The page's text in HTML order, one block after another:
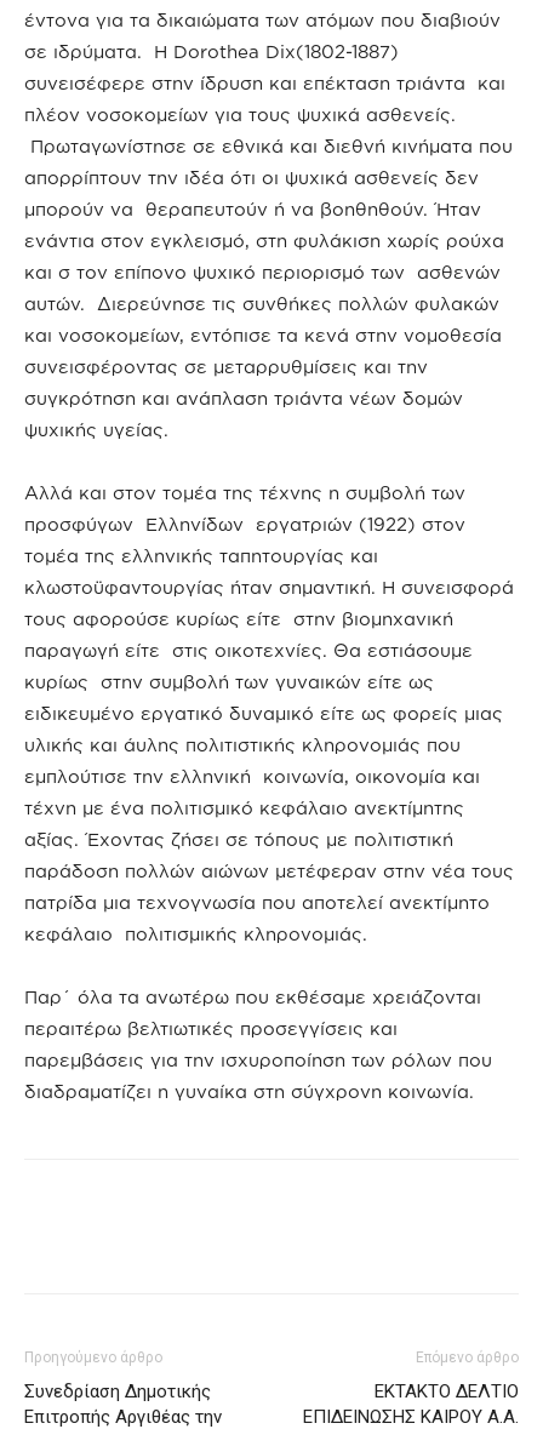
έντονα για τα δικαιώματα των ατόμων που διαβιούν
σε ιδρύματα. Η Dorothea Dix(1802-1887)
συνεισέφερε στην ίδρυση και επέκταση τριάντα και
πλέον νοσοκομείων για τους ψυχικά ασθενείς.
Πρωταγωνίστησε σε εθνικά και διεθνή κινήματα που
απορρίπτουν την ιδέα ότι οι ψυχικά ασθενείς δεν
μπορούν να θεραπευτούν ή να βοηθηθούν. Ήταν
ενάντια στον εγκλεισμό, στη φυλάκιση χωρίς ρούχα
και σ τον επίπονο ψυχικό περιορισμό των ασθενών
αυτών. Διερεύνησε τις συνθήκες πολλών φυλακών
και νοσοκομείων, εντόπισε τα κενά στην νομοθεσία
συνεισφέροντας σε μεταρρυθμίσεις και την
συγκρότηση και ανάπλαση τριάντα νέων δομών
ψυχικής υγείας.
Αλλά και στον τομέα της τέχνης η συμβολή των
προσφύγων Ελληνίδων εργατριών (1922) στον
τομέα της ελληνικής ταπητουργίας και
κλωστοϋφαντουργίας ήταν σημαντική. Η συνεισφορά
τους αφορούσε κυρίως είτε στην βιομηχανική
παραγωγή είτε στις οικοτεχνίες. Θα εστιάσουμε
κυρίως στην συμβολή των γυναικών είτε ως
ειδικευμένο εργατικό δυναμικό είτε ως φορείς μιας
υλικής και άυλης πολιτιστικής κληρονομιάς που
εμπλούτισε την ελληνική κοινωνία, οικονομία και
τέχνη με ένα πολιτισμικό κεφάλαιο ανεκτίμητης
αξίας. Έχοντας ζήσει σε τόπους με πολιτιστική
παράδοση πολλών αιώνων μετέφεραν στην νέα τους
πατρίδα μια τεχνογνωσία που αποτελεί ανεκτίμητο
κεφάλαιο πολιτισμικής κληρονομιάς.
Παρ΄ όλα τα ανωτέρω που εκθέσαμε χρειάζονται
περαιτέρω βελτιωτικές προσεγγίσεις και
παρεμβάσεις για την ισχυροποίηση των ρόλων που
διαδραματίζει η γυναίκα στη σύγχρονη κοινωνία.
Προηγούμενο άρθρο
Συνεδρίαση Δημοτικής
Επιτροπής Αργιθέας την
Επόμενο άρθρο
ΕΚΤΑΚΤΟ ΔΕΛΤΙΟ
ΕΠΙΔΕΙΝΩΣΗΣ ΚΑΙΡΟΥ Α.Α.